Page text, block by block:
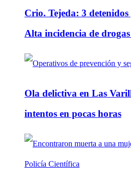
Crio. Tejeda: 3
Alta incidencia de
Ola delictiva en Las
intentos en pocas horas